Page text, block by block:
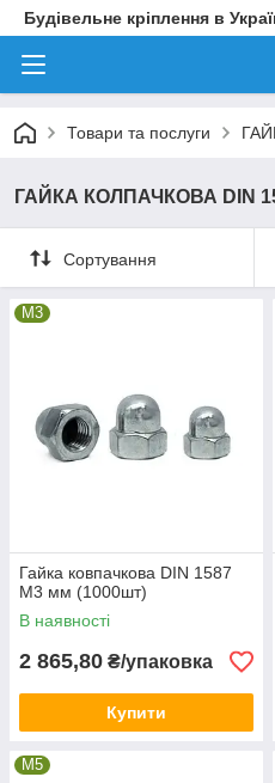
Будівельне кріплення в
Товари та послуги
ГАЙКА КОЛПАЧКОВА DIN
Сортування
М3
Гайка ковпачкова DIN 1587
М3 мм (1000шт)
В наявності
2 865,80 ₴/упаковка
Купити
М5